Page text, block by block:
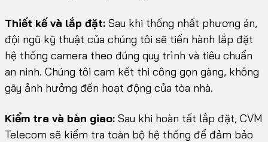
Thiết kế và lắp đặt: Sau khi thống nhất phương án,
đội ngũ kỹ thuật của chúng tôi sẽ tiến hành lắp đặt
hệ thống camera theo đúng quy trình và tiêu chuẩn
an ninh. Chúng tôi cam kết thi công gọn gàng, không
gây ảnh hưởng đến hoạt động của tòa nhà.
Kiểm tra và bàn giao: Sau khi hoàn tất lắp đặt, CVM
Telecom sẽ kiểm tra toàn bộ hệ thống để đảm bảo